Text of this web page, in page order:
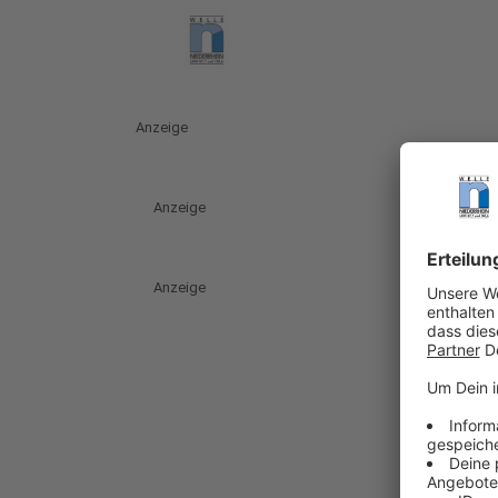
Anzeige
Anzeige
Anzeige